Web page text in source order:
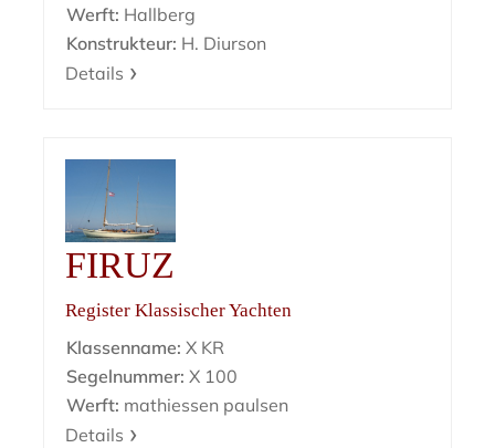
Werft: Hallberg
Konstrukteur: H. Diurson
Details
FIRUZ
Register Klassischer Yachten
Klassenname: X KR
Segelnummer: X 100
Werft: mathiessen paulsen
Details